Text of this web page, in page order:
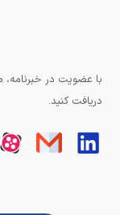
با عضویت در
دریافت کنید.